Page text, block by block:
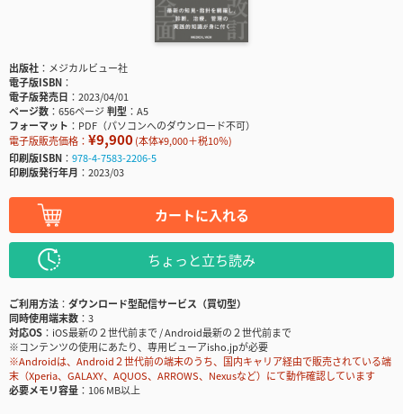
出版社
メジカルビュー社
電子版ISBN
電子版発売日
2023/04/01
ページ数
656ページ判型
A5
フォーマット
PDF（パソコンへのダウンロード不可）
電子版販売価格： ¥9,900(本体¥9,000＋税10％)
印刷版ISBN
978-4-7583-2206-5
印刷版発行年月
2023/03
カートに入れる
ちょっと立ち読み
ご利用方法
ダウンロード型配信サービス（買切型）
同時使用端末数
3
対応OS
iOS最新の２世代前まで / Android最新の２世代前まで
※コンテンツの使用にあたり、専用ビューアisho.jpが必要
※Androidは、Android２世代前の端末のうち、国内キャリア経由で販売されている端
末（Xperia、GALAXY、AQUOS、ARROWS、Nexusなど）にて動作確認しています
必要メモリ容量
106 MB以上